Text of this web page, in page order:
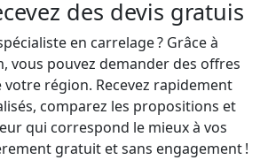
des devis gratuis
en carrelage ? Grâce à
vous pouvez demander des offres
région. Recevez rapidement
comparez les propositions et
qui correspond le mieux à vos
gratuit et sans engagement !